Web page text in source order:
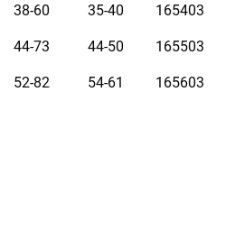
своего
​​в 5-ти цветах и ​​6-
38-60 35-40 165403
44-73 44-50 165503
52-82 54-61 165603